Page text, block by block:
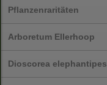
Pflanzenraritäten
Arboretum Ellerhoop
Dioscorea elephantipes